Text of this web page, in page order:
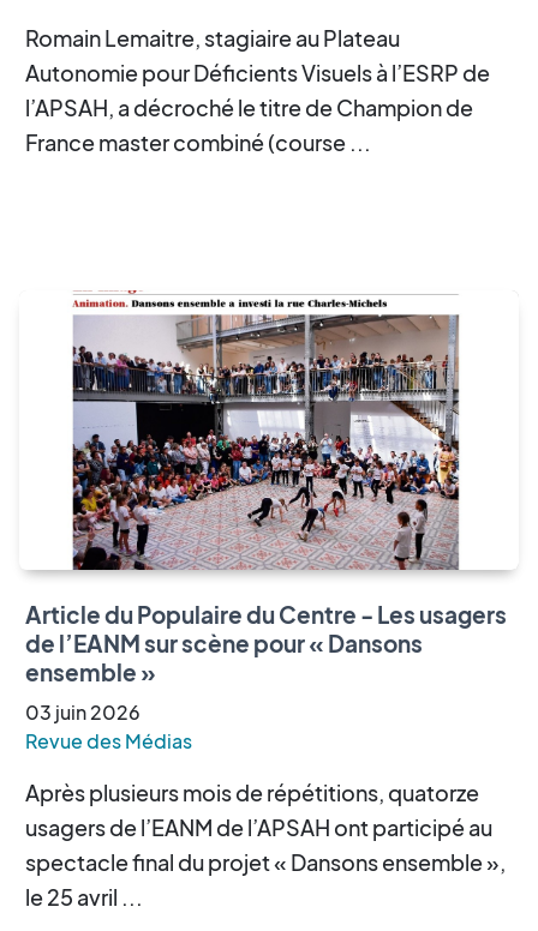
Romain Lemaitre, stagiaire au Plateau
Autonomie pour Déficients Visuels à l’ESRP de
l’APSAH, a décroché le titre de Champion de
France master combiné (course ...
Article du Populaire du Centre - Les usagers
de l’EANM sur scène pour « Dansons
ensemble »
03 juin2026
Revue des Médias
Après plusieurs mois de répétitions, quatorze
usagers de l’EANM de l’APSAH ont participé au
spectacle final du projet « Dansons ensemble »,
le 25 avril ...